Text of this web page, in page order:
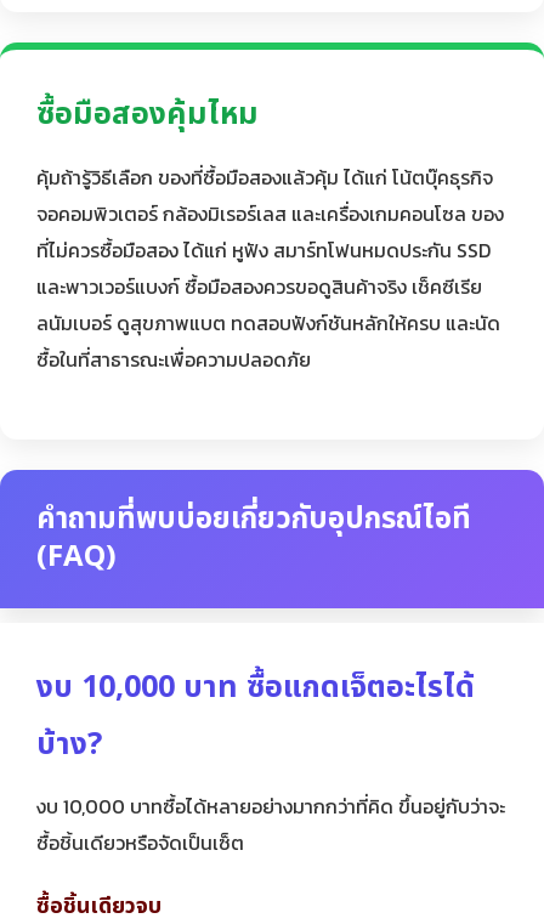
ซื้อมือสองคุ้มไหม
คุ้มถ้ารู้วิธีเลือก ของที่ซื้อมือสองแล้วคุ้ม ได้แก่ โน้ตบุ๊คธุรกิจ
จอคอมพิวเตอร์ กล้องมิเรอร์เลส และเครื่องเกมคอนโซล ของ
ที่ไม่ควรซื้อมือสอง ได้แก่ หูฟัง สมาร์ทโฟนหมดประกัน SSD
และพาวเวอร์แบงก์ ซื้อมือสองควรขอดูสินค้าจริง เช็คซีเรีย
ลนัมเบอร์ ดูสุขภาพแบต ทดสอบฟังก์ชันหลักให้ครบ และนัด
ซื้อในที่สาธารณะเพื่อความปลอดภัย
คำถามที่พบบ่อยเกี่ยวกับอุปกรณ์ไอที
(FAQ)
งบ 10,000 บาท ซื้อแกดเจ็ตอะไรได้
บ้าง?
งบ 10,000 บาทซื้อได้หลายอย่างมากกว่าที่คิด ขึ้นอยู่กับว่าจะ
ซื้อชิ้นเดียวหรือจัดเป็นเซ็ต
ซื้อชิ้นเดียวจบ